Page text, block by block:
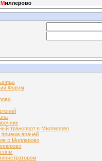
Миллерово
Форум
транспорт в Миллерово
приема врачей
о Миллерово